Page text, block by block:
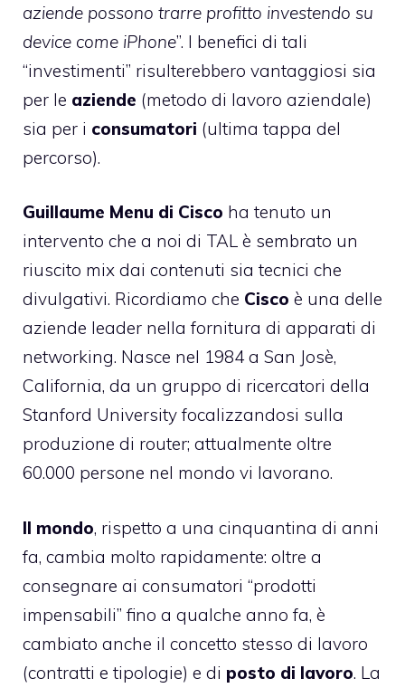
aziende possono trarre profitto investendo su
device come iPhone”. I benefici di tali
“investimenti” risulterebbero vantaggiosi sia
per le aziende (metodo di lavoro aziendale)
sia per i consumatori (ultima tappa del
percorso).
Guillaume Menu di Cisco ha tenuto un
intervento che a noi di TAL è sembrato un
riuscito mix dai contenuti sia tecnici che
divulgativi. Ricordiamo che Cisco è una delle
aziende leader nella fornitura di apparati di
networking. Nasce nel 1984 a San Josè,
California, da un gruppo di ricercatori della
Stanford University focalizzandosi sulla
produzione di router; attualmente oltre
60.000 persone nel mondo vi lavorano.
Il mondo, rispetto a una cinquantina di anni
fa, cambia molto rapidamente: oltre a
consegnare ai consumatori “prodotti
impensabili” fino a qualche anno fa, è
cambiato anche il concetto stesso di lavoro
(contratti e tipologie) e di posto di lavoro. La